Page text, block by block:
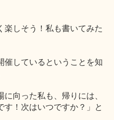
楽しそう！私も書いてみた
催しているということを知
向った私も、帰りには、
す！次はいつですか？」と